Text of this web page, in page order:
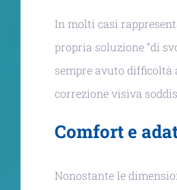
In molti casi
propria soluzione “di
sempre avuto difficoltà
correzione visiva
Comfort e
Nonostante le